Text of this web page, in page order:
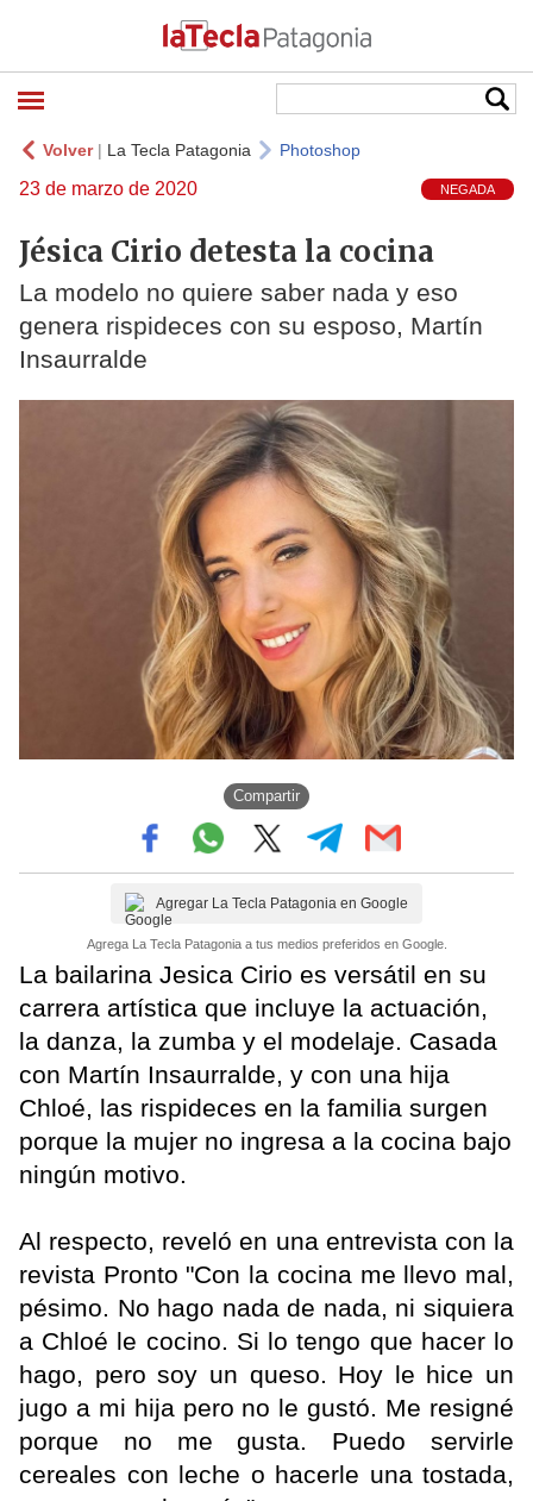
Volver| La Tecla Patagonia Photoshop
23 de marzo de 2020 NEGADA
Jésica Cirio detesta la cocina
La modelo no quiere saber nada y eso
genera rispideces con su esposo, Martín
Insaurralde
Compartir
Agregar La Tecla Patagonia en Google
Agrega La Tecla Patagonia a tus medios preferidos en Google.
La bailarina Jesica Cirio es versátil en su
carrera artística que incluye la actuación,
la danza, la zumba y el modelaje. Casada
con Martín Insaurralde, y con una hija
Chloé, las rispideces en la familia surgen
porque la mujer no ingresa a la cocina bajo
ningún motivo.
Al respecto, reveló en una entrevista con la
revista Pronto "Con la cocina me llevo mal,
pésimo. No hago nada de nada, ni siquiera
a Chloé le cocino. Si lo tengo que hacer lo
hago, pero soy un queso. Hoy le hice un
jugo a mi hija pero no le gustó. Me resigné
porque no me gusta. Puedo servirle
cereales con leche o hacerle una tostada,